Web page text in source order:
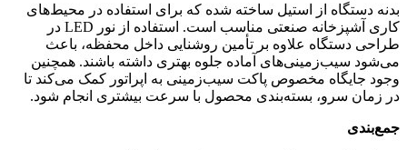
بدنه دستگاه از استیل ساخته شده که برای استفاده در محیط‌های
کاری آشپزخانه صنعتی مناسب است. استفاده از نور LED در
طراحی دستگاه علاوه بر تأمین روشنایی داخل محفظه، باعث
می‌شود سیب‌زمینی‌های آماده جلوه بهتری داشته باشند. همچنین
وجود جایگاه مخصوص پاکت سیب‌زمینی به اپراتور کمک می‌کند تا
در زمان سرو، بسته‌بندی محصول با سرعت بیشتری انجام شود.
جمع‌بندی